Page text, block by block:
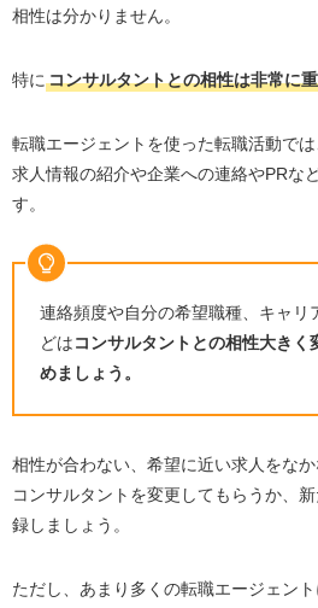
相性は分かりません。
特にコンサルタントとの相性は非常に
転職エージェントを使った転職活動で
求人情報の紹介や企業への連絡やPRな
す。
連絡頻度や自分の希望職種、キャリ
どはコンサルタントとの相性大きく
めましょう。
相性が合わない、希望に近い求人をなか
コンサルタントを変更してもらうか、
録しましょう。
ただし、あまり多くの転職エージェン